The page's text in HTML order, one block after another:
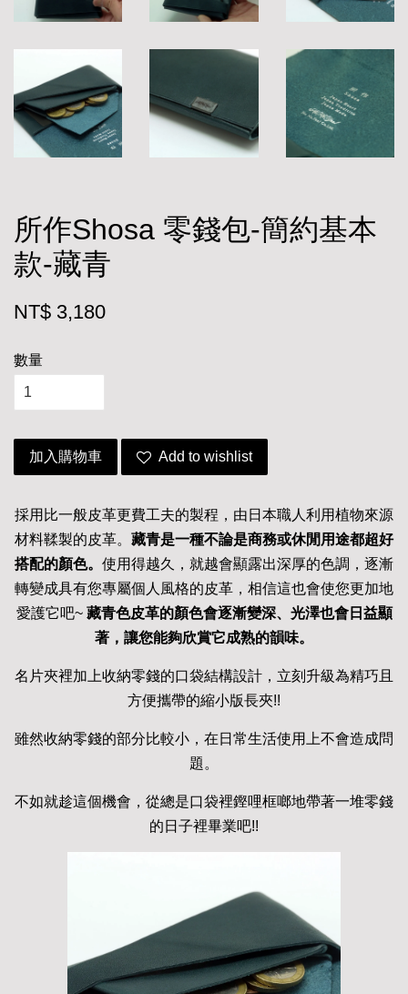
所作Shosa 零錢包-簡約基本
款-藏青
NT$ 3,180
數量
加入購物車 Add to wishlist
採用比一般皮革更費工夫的製程，由日本職人利用植物來源
材料鞣製的皮革。 藏青是一種不論是商務或休閒用途都超好
搭配的顏色。 使用得越久，就越會顯露出深厚的色調，逐漸
轉變成具有您專屬個人風格的皮革，相信這也會使您更加地
愛護它吧~ 藏青色皮革的顏色會逐漸變深、光澤也會日益顯
著，讓您能夠欣賞它成熟的韻味。
名片夾裡加上收納零錢的口袋結構設計，立刻升級為精巧且
方便攜帶的縮小版長夾!!
雖然收納零錢的部分比較小，在日常生活使用上不會造成問
題。
不如就趁這個機會，從總是口袋裡鏗哩框啷地帶著一堆零錢
的日子裡畢業吧!!